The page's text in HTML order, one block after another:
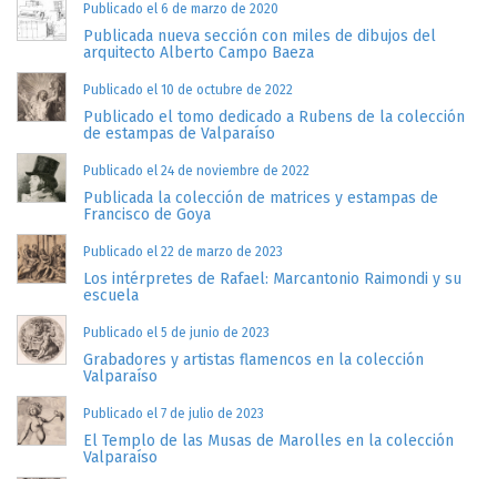
Publicado el 6 de marzo de 2020
Publicada nueva sección con miles de dibujos del
arquitecto Alberto Campo Baeza
Publicado el 10 de octubre de 2022
Publicado el tomo dedicado a Rubens de la colección
de estampas de Valparaíso
Publicado el 24 de noviembre de 2022
Publicada la colección de matrices y estampas de
Francisco de Goya
Publicado el 22 de marzo de 2023
Los intérpretes de Rafael: Marcantonio Raimondi y su
escuela
Publicado el 5 de junio de 2023
Grabadores y artistas flamencos en la colección
Valparaíso
Publicado el 7 de julio de 2023
El Templo de las Musas de Marolles en la colección
Valparaíso